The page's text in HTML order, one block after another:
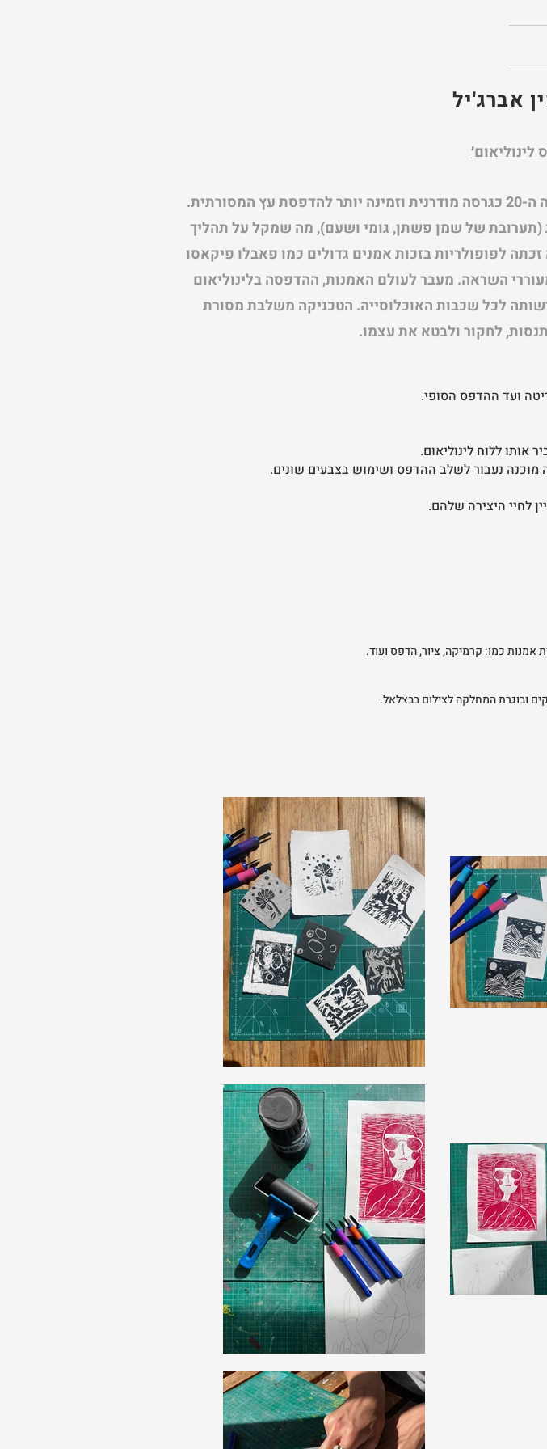
אברג'יל
הדפסת לינוליאום היא טכניקה אומנותית שהתפתחה במאה ה-20 כגרסה מודרנית וזמינה יותר להדפסת עץ המסורתית.
(תערובת של שמן פשתן, גומי ושעם), מה שמקל על תהליך
לפופולריות בזכות אמנים גדולים כמו פאבלו פיקאסו
השראה. מעבר לעולם האמנות, ההדפסה בלינוליאום
לכל שכבות האוכלוסייה. הטכניקה משלבת מסורת
לחקור ולבטא את עצמו.
ועד ההדפס הסופי.
ללוח לינוליאום.
מוכנה נעבור לשלב ההדפס ושימוש בצבעים שונים.
לחיי היצירה שלהם.